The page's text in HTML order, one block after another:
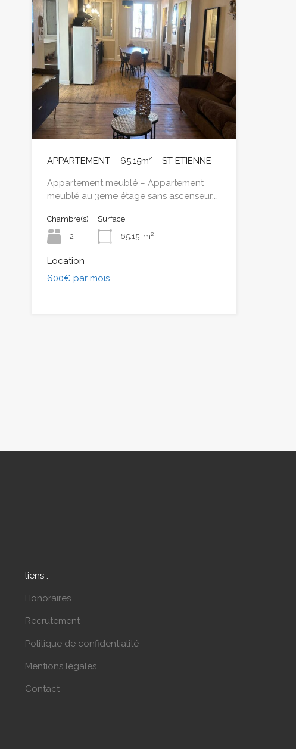
APPARTEMENT – 65.15m² – ST ETIENNE
Appartement meublé – Appartement
meublé au 3eme étage sans ascenseur,…
Chambre(s)
2
Surface
65.15 m²
Location
600€ par mois
liens :
Honoraires
Recrutement
Politique de confidentialité
Mentions légales
Contact